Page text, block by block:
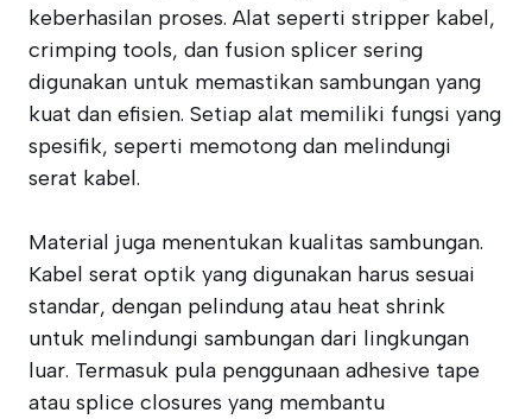
keberhasilan proses. Alat seperti stripper kabel,
crimping tools, dan fusion splicer sering
digunakan untuk memastikan sambungan yang
kuat dan efisien. Setiap alat memiliki fungsi yang
spesifik, seperti memotong dan melindungi
serat kabel.
Material juga menentukan kualitas sambungan.
Kabel serat optik yang digunakan harus sesuai
standar, dengan pelindung atau heat shrink
untuk melindungi sambungan dari lingkungan
luar. Termasuk pula penggunaan adhesive tape
atau splice closures yang membantu